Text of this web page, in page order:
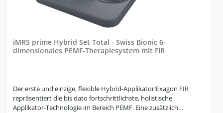
iMRS prime Hybrid Set Total - Swiss Bionic 6-
dimensionales PEMF-Therapiesystem mit FIR
Der erste und einzige, flexible Hybrid-Applikator!Exagon FIR
repräsentiert die bis dato fortschrittlichste, holistische
Applikator-Technologie im Bereich PEMF. Eine zusätzlich